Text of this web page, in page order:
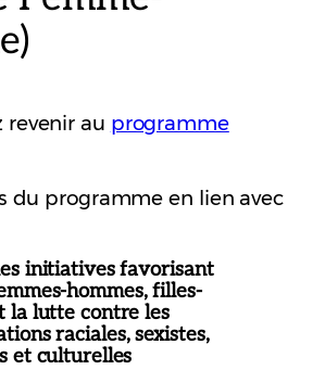
revenir au programme
du programme en lien avec
initiatives favorisant
hommes, filles-
la lutte contre les
raciales, sexistes,
et culturelles